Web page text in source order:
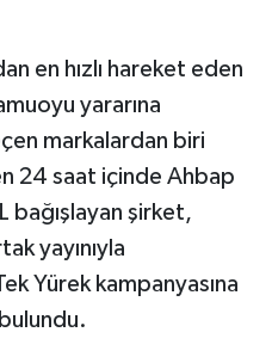
en hızlı hareket eden
yararına
markalardan biri
24 saat içinde Ahbap
bağışlayan şirket,
yayınıyla
Yürek kampanyasına